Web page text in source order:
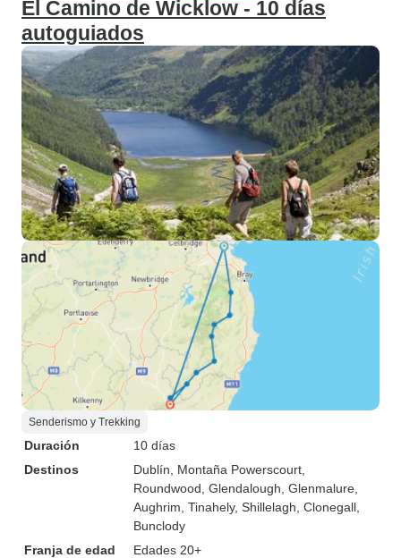
El Camino de Wicklow - 10 días
autoguiados
Senderismo y Trekking
Duración
10 días
Destinos
Dublín , Montaña Powerscourt
Roundwood , Glendalough , Glenmalure
Aughrim , Tinahely, Shillelagh , Clonegall
Bunclody
Franja de edad
Edades 20+